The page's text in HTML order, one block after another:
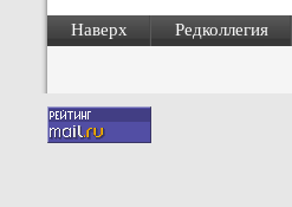
Наверх Редколлегия